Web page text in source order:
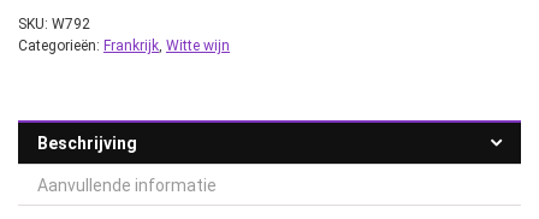
SKU: W792
Categorieën: Frankrijk, Witte wijn
Beschrijving
Aanvullende informatie